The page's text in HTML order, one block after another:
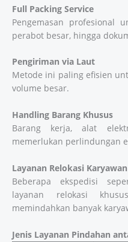
Full Packing Service
Pengemasan profesional
perabot besar, hingga
Pengiriman via Laut
Metode ini paling efisien
volume besar.
Handling Barang Khusus
Barang kerja, alat
memerlukan perlindungan
Layanan Relokasi Karyawan
Beberapa ekspedisi
layanan relokasi
memindahkan banyak
Jenis Layanan Pindahan